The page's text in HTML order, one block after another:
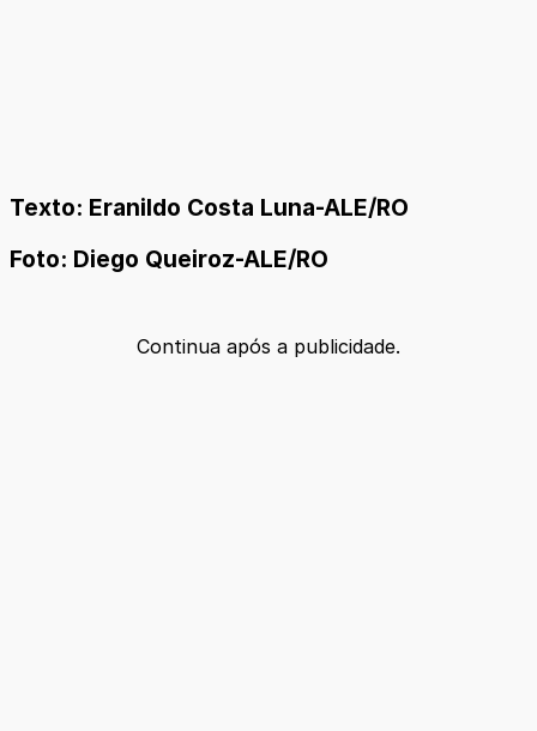
Texto: Eranildo Costa Luna-ALE/RO
Foto: Diego Queiroz-ALE/RO
Continua após a publicidade.